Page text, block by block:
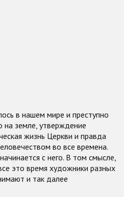
в нашем мире и преступно
на земле, утверждение
жизнь Церкви и правда
во все времена.
с него. В том смысле,
это время художники разных
и так далее